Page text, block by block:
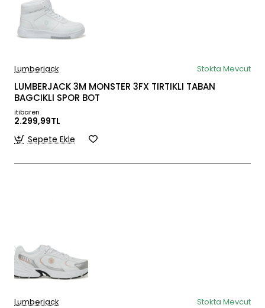
Lumberjack Stokta Mevcut
LUMBERJACK 3M MONSTER 3FX TIRTIKLI TABAN
BAGCIKLI SPOR BOT
itibaren
2.299,99TL
Sepete Ekle
Lumberjack Stokta Mevcut